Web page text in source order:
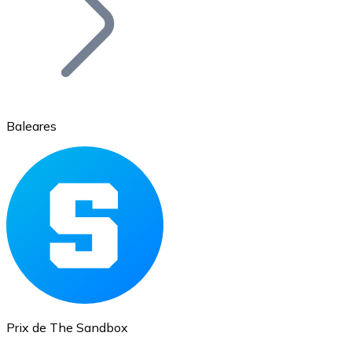
Ethereum
ETH
Baleares
Prix de The Sandbox